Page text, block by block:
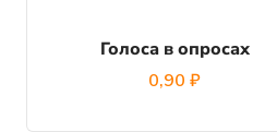
Голоса в опросах
0,90 ₽